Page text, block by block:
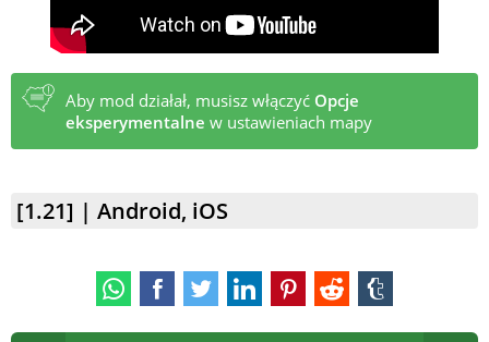
Aby mod działał, musisz włączyć Opcje
eksperymentalne w ustawieniach mapy
[1.21] | Android, iOS